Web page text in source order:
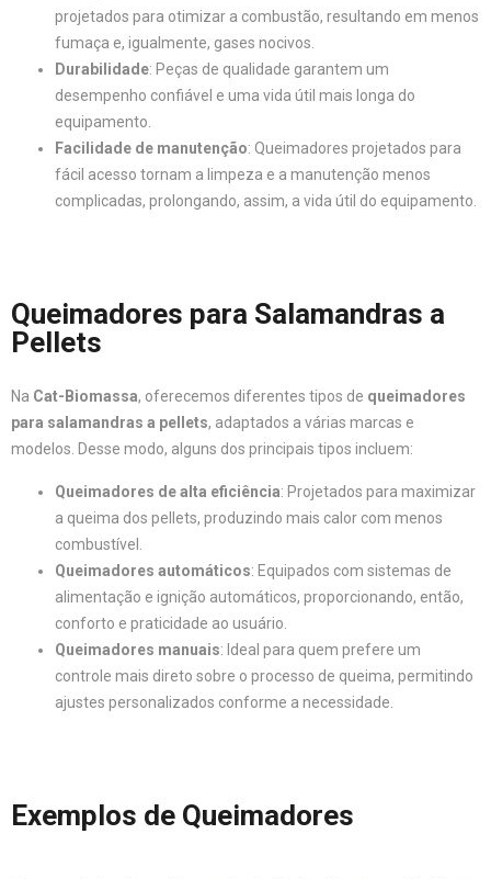
projetados para otimizar a combustão, resultando em menos
fumaça e, igualmente, gases nocivos.
Durabilidade: Peças de qualidade garantem um
desempenho confiável e uma vida útil mais longa do
equipamento.
Facilidade de manutenção: Queimadores projetados para
fácil acesso tornam a limpeza e a manutenção menos
complicadas, prolongando, assim, a vida útil do equipamento.
Queimadores para Salamandras a
Pellets
Na Cat-Biomassa, oferecemos diferentes tipos de queimadores
para salamandras a pellets, adaptados a várias marcas e
modelos. Desse modo, alguns dos principais tipos incluem:
Queimadores de alta eficiência: Projetados para maximizar
a queima dos pellets, produzindo mais calor com menos
combustível.
Queimadores automáticos: Equipados com sistemas de
alimentação e ignição automáticos, proporcionando, então,
conforto e praticidade ao usuário.
Queimadores manuais: Ideal para quem prefere um
controle mais direto sobre o processo de queima, permitindo
ajustes personalizados conforme a necessidade.
Exemplos de Queimadores